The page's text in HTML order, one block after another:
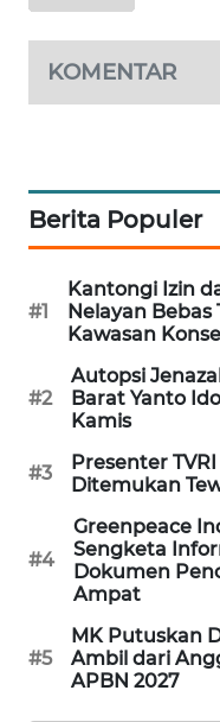
KOMENTAR
Berita Populer
#1
Kantongi Izin
Nelayan
Kawasan
#2
Autopsi
Barat Yanto
Kamis
#3
Presenter
Ditemukan
#4
Greenpeace
Sengketa
Dokumen
Ampat
#5
MK Putuskan
Ambil dari
APBN 2027
MARTABAT
NET
PLN
MKLI
LPKKI
LKKI
KOPEKLIN
KONSUMEN
FORWAMKI
ALPERKLINAS
FORJASIDA